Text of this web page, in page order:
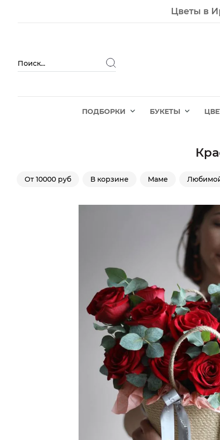
Цветы в
ПОДБОРКИ БУКЕТЫ
От 10000 руб В корзине Маме